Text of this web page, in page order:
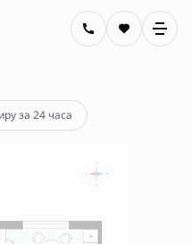
Цена по запросу
за 24 часа